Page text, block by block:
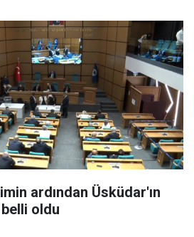
ardından Üsküdar'ın
oldu